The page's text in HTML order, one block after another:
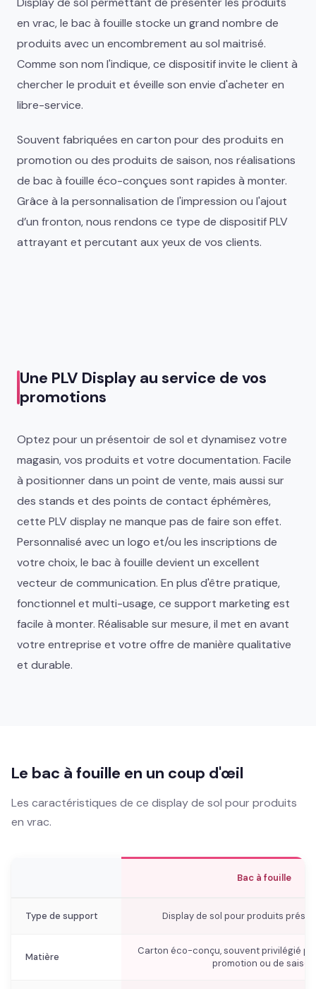
en vrac, le bac à fouille stocke un grand nombre de
produits avec un encombrement au sol maitrisé.
Comme son nom l'indique, ce dispositif invite le client à
chercher le produit et éveille son envie d'acheter en
libre-service.
Souvent fabriquées en carton pour des produits en
promotion ou des produits de saison, nos réalisations
de bac à fouille éco-conçues sont rapides à monter.
Grâce à la personnalisation de l'impression ou l'ajout
d’un fronton, nous rendons ce type de dispositif PLV
attrayant et percutant aux yeux de vos clients.
Une PLV Display au service de vos
promotions
Optez pour un présentoir de sol et dynamisez votre
magasin, vos produits et votre documentation. Facile
à positionner dans un point de vente, mais aussi sur
des stands et des points de contact éphémères,
cette PLV display ne manque pas de faire son effet.
Personnalisé avec un logo et/ou les inscriptions de
votre choix, le bac à fouille devient un excellent
vecteur de communication. En plus d'être pratique,
fonctionnel et multi-usage, ce support marketing est
facile à monter. Réalisable sur mesure, il met en avant
votre entreprise et votre offre de manière qualitative
et durable.
Le bac à fouille en un coup d'œil
Les caractéristiques de ce display de sol pour produits
en vrac.
Bac à fouille
Type de support Display de sol pour produits
Matière
Carton éco-conçu, souvent privilégié
promotion ou de saison